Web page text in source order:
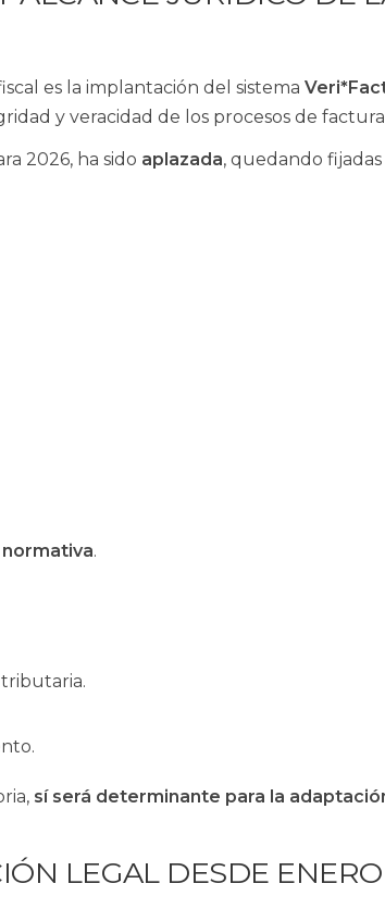
es la implantación del sistema
y veracidad de los procesos de
2026, ha sido aplazada, quedando fijadas
.
sí será determinante para la
LEGAL DESDE